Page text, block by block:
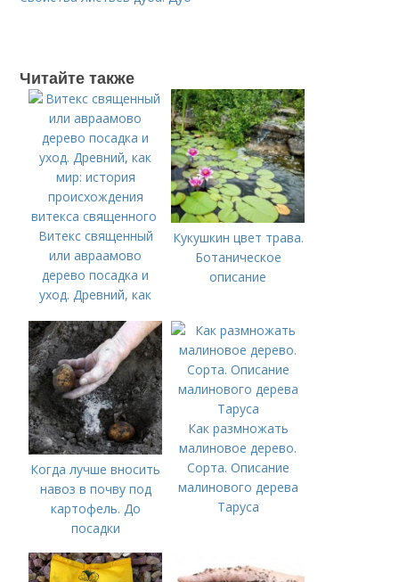
Читайте также
Витекс священный
или авраамово
дерево посадка и
уход. Древний, как
происхождения
витекса священного
Кукушкин цвет трава.
Ботаническое
описание
Когда лучше вносить
навоз в почву под
картофель. До
посадки
Как размножать
малиновое дерево.
Сорта. Описание
малинового дерева
Таруса